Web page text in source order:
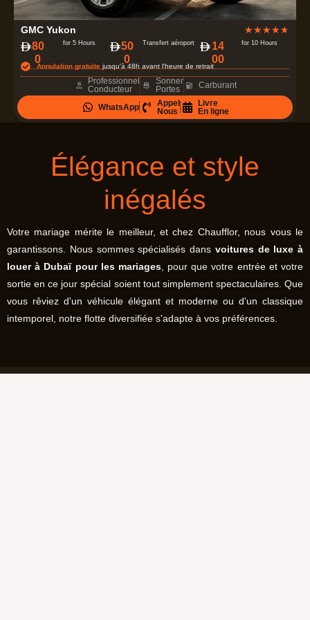
GMC Yukon ★★★★★
é
.
80
0
for 5 Hours
50
0
Transfert aéroport
14
00
for 10 Hours
Annulation gratuite jusqu'à 48h avant l'heure de retrait
Professionnel
Conducteur
Sonner
Portes
Carburant
WhatsApp
Appel
Nous
Livre
En ligne
Élégance et style
inégalés
Votre mariage mérite le meilleur, et chez Chaufflor, nous vous le
garantissons. Nous sommes spécialisés dans voitures de luxe à
louer à Dubaï pour les mariages, pour que votre entrée et votre
sortie en ce jour spécial soient tout simplement spectaculaires. Que
vous rêviez d'un véhicule élégant et moderne ou d'un classique
intemporel, notre flotte diversifiée s'adapte à vos préférences.